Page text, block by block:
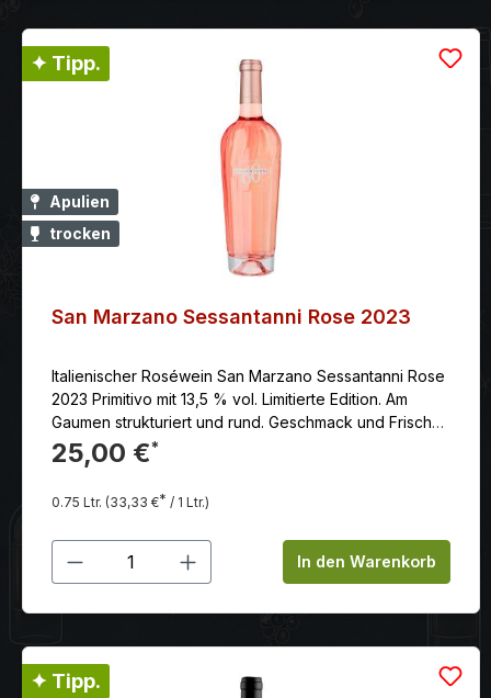
✦ Tipp.
Apulien
trocken
San Marzano Sessantanni Rose 2023
Italienischer Roséwein San Marzano Sessantanni Rose
2023 Primitivo mit 13,5 % vol. Limitierte Edition. Am
Gaumen strukturiert und rund. Geschmack und Frische
verleihen dem vollen und anhalten Schluck
Ausgewogenheit
25,00 €*
0.75 Ltr. (33,33 €* / 1 Ltr.)
Produkt Anzahl: Gib denIn den Warenkorb
✦ Tipp.